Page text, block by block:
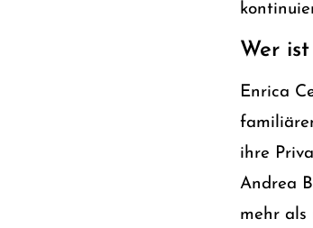
Wer
Enrica
ihre
Andrea
mehr als